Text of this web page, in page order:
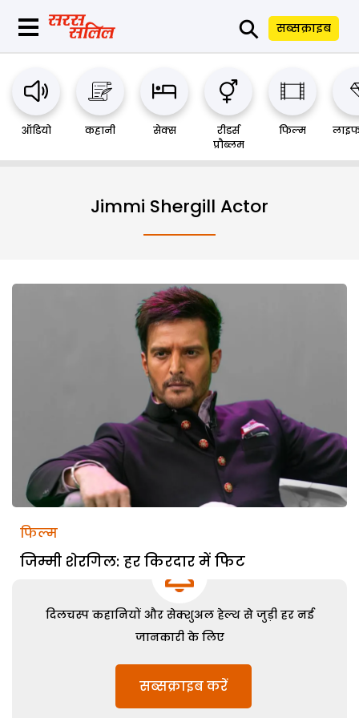
⚲ सब्सक्राइब
ऑडियो कहानी सेक्स
रीडर्स
प्रौब्लम
फिल्म
Jimmi Shergill Actor
फिल्म
जिम्मी शेरगिल: हर किरदार में फिट
दिलचस्प कहानियों और सेक्शुअल हेल्थ से जुड़ी हर नई
जानकारी के लिए
सब्सक्राइब करें